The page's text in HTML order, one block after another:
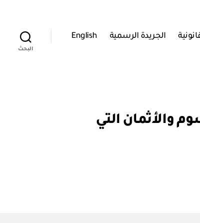
الجريدة الرسمية English
البحث
قرار رقم ٥ / ٢٠٢٠ بتحديد الرسوم والأثمان التي